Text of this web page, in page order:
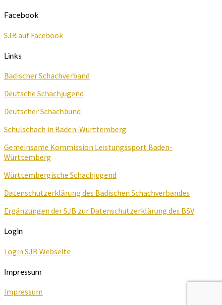
Facebook
SJB auf Facebook
Links
Badischer Schachverband
Deutsche Schachjugend
Deutscher Schachbund
Schulschach in Baden-Württemberg
Gemeinsame Kommission Leistungssport Baden-
Württemberg
Württembergische Schachjugend
Datenschutzerklärung des Badischen Schachverbandes
Ergänzungen der SJB zur Datenschutzerklärung des BSV
Login
Login SJB Webseite
Impressum
Impressum